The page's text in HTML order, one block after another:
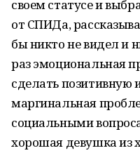
своем статусе и
от СПИДа,
бы никто не видел и
раз эмоциональная
сделать
маргинальная
социальными
хорошая девушка из